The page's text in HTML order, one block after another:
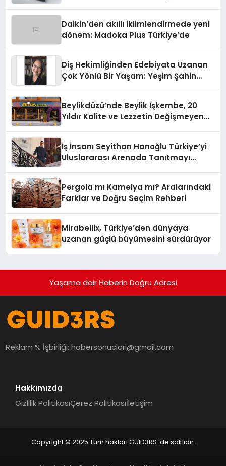
Daikin’den akıllı iklimlendirmede yeni
dönem: Madoka Plus Türkiye’de
Diş Hekimliğinden Edebiyata Uzanan
Çok Yönlü Bir Yaşam: Yeşim Şahin
Beylikdüzü’nde Beylik İşkembe, 20
Yıldır Kalite ve Lezzetin Değişmeyen
İş İnsanı Seyithan Hanoğlu Türkiye’yi
Uluslararası Arenada Tanıtmayı
Pergola mı Kamelya mı? Aralarındaki
Farklar ve Doğru Seçim Rehberi
Mirabellix, Türkiye’den dünyaya
uzanan güçlü büyümesini sürdürüyor
Yaşama dair Haberin Doğru Adresi
Reklam % İşbirliği:habersonuclari@gmail.com
Hakkımızda
Gizlilik PolitikasıÇerez Politikasıİletişim
Copyright © 2025 Tüm hakları GUİD3RS 'de saklıdır.